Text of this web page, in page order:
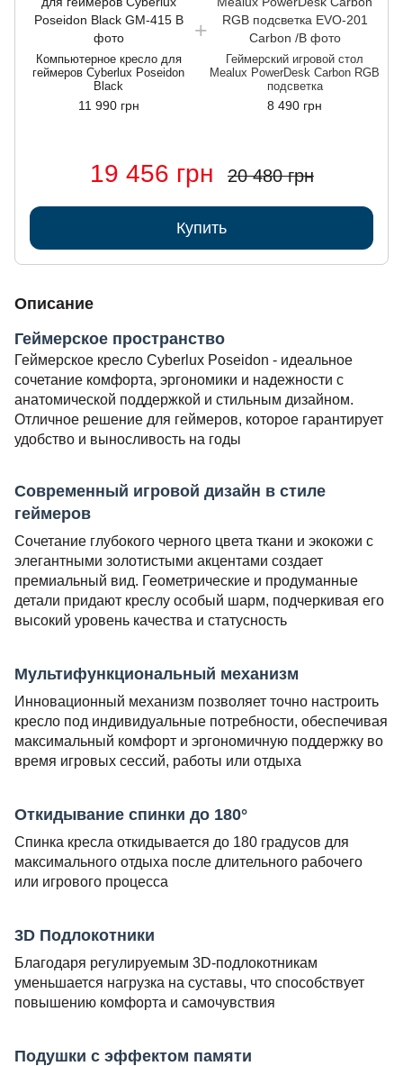
Компьютерное кресло для
геймеров Cyberlux Poseidon
Black
11 990 грн
Геймерский игровой стол
Mealux PowerDesk Carbon RGB
подсветка
8 490 грн
19 456 грн 20 480 грн
Купить
Описание
Геймерское пространство
Геймерское кресло Cyberlux Poseidon - идеальное
сочетание комфорта, эргономики и надежности с
анатомической поддержкой и стильным дизайном.
Отличное решение для геймеров, которое гарантирует
удобство и выносливость на годы
Современный игровой дизайн в стиле
геймеров
Сочетание глубокого черного цвета ткани и экокожи с
элегантными золотистыми акцентами создает
премиальный вид. Геометрические и продуманные
детали придают креслу особый шарм, подчеркивая его
высокий уровень качества и статусность
Мультифункциональный механизм
Инновационный механизм позволяет точно настроить
кресло под индивидуальные потребности, обеспечивая
максимальный комфорт и эргономичную поддержку во
время игровых сессий, работы или отдыха
Откидывание спинки до 180°
Спинка кресла откидывается до 180 градусов для
максимального отдыха после длительного рабочего
или игрового процесса
3D Подлокотники
Благодаря регулируемым 3D-подлокотникам
уменьшается нагрузка на суставы, что способствует
повышению комфорта и самочувствия
Подушки с эффектом памяти